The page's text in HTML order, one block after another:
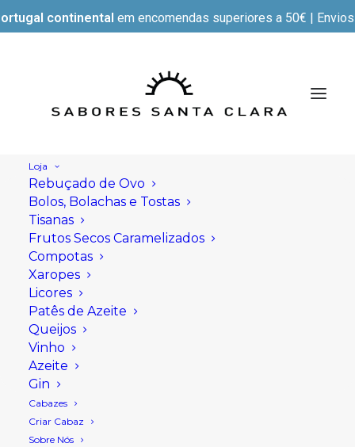
continental em encomendas superiores a 50€ |
Loja
Rebuçado de Ovo
Bolos, Bolachas e Tostas
Tisanas
Frutos Secos Caramelizados
Compotas
Xaropes
Licores
Patês de Azeite
Queijos
Vinho
Azeite
Gin
Cabazes
Criar Cabaz
Sobre Nós